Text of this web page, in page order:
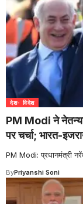
देश- विदेश
PM Modi ने
पर चर्चा; भारत-
PM Modi: प्रधानमंत्री
ByPriyanshi Soni